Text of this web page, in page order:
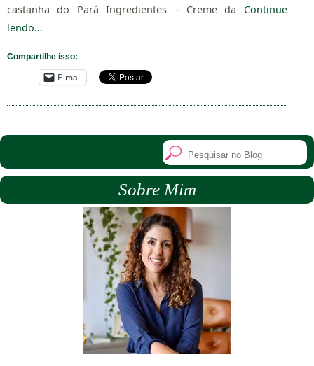
castanha do Pará Ingredientes – Creme da Continue
lendo…
Compartilhe isso:
E-mail
Sobre Mim